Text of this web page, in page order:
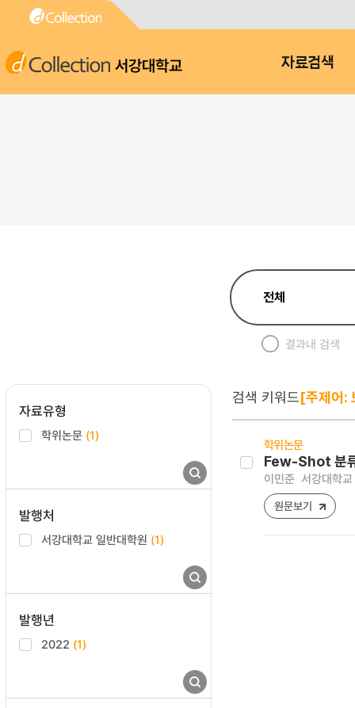
서강대학교 자료검색
결과내 검색
자료유형
학위논문 (1)
발행처
서강대학교 일반대학원 (1)
발행년
2022 (1)
검색 키워드[주제어:
학위논문
Few-Shot 분류
이민준 서강대학
원문보기